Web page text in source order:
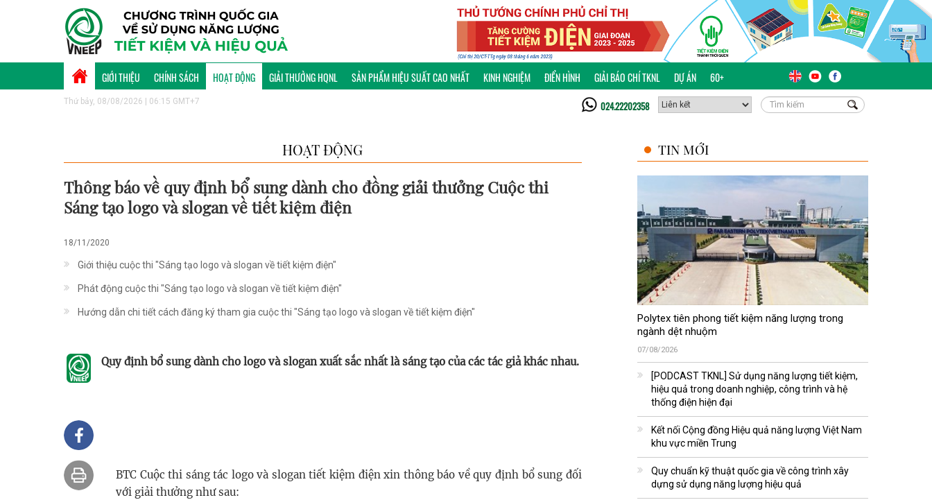
GIỚI THIỆU CHÍNH SÁCH HOẠT ĐỘNG GIẢI THƯỞNG HQNL SẢN PHẨM HIỆU SUẤT CAO NHẤT KINH NGHIỆM ĐIỂN HÌNH GIẢI BÁO CHÍ TKNL DỰ ÁN 60+
Thứ bảy, 08/08/2026 | 06:15 GMT+7 024.22202358
HOẠT ĐỘNG
Thông báo về quy định bổ sung dành cho đồng giải thưởng Cuộc thi
Sáng tạo logo và slogan về tiết kiệm điện
18/11/2020
Giới thiệu cuộc thi "Sáng tạo logo và slogan về tiết kiệm điện"
Phát động cuộc thi "Sáng tạo logo và slogan về tiết kiệm điện"
Hướng dẫn chi tiết cách đăng ký tham gia cuộc thi "Sáng tạo logo và slogan về tiết kiệm điện"
Quy định bổ sung dành cho logo và slogan xuất sắc nhất là sáng tạo của các tác giả khác nhau.
BTC Cuộc thi sáng tác logo và slogan tiết kiệm điện xin thông báo về quy định bổ sung đối
với giải thưởng như sau:
TIN MỚI
Polytex tiên phong tiết kiệm năng lượng trong
ngành dệt nhuộm
07/08/2026
[PODCAST TKNL] Sử dụng năng lượng tiết kiệm,
hiệu quả trong doanh nghiệp, công trình và hệ
thống điện hiện đại
Kết nối Cộng đồng Hiệu quả năng lượng Việt Nam
khu vực miền Trung
Quy chuẩn kỹ thuật quốc gia về công trình xây
dựng sử dụng năng lượng hiệu quả